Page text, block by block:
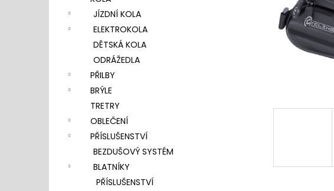
JÍZDNÍ KOLA
ELEKTROKOLA
DĚTSKÁ KOLA
ODRÁŽEDLA
PŘILBY
BRÝLE
TRETRY
OBLEČENÍ
PŘÍSLUŠENSTVÍ
BEZDUŠOVÝ SYSTÉM
BLATNÍKY
PŘÍSLUŠENSTVÍ